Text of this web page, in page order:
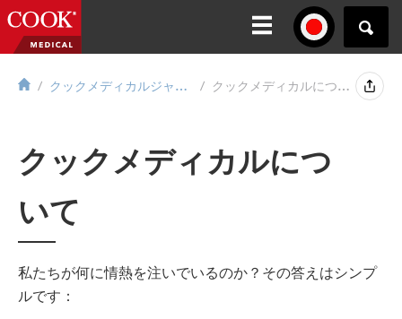
クックメディカルジャパンについて... クックメディカルについて
クックメディカルにつ
いて
私たちが何に情熱を注いでいるのか？その答えはシンプ
ルです：